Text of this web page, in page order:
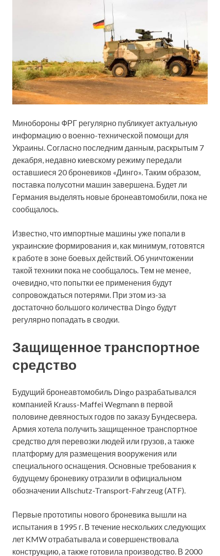
Минобороны ФРГ регулярно публикует актуальную
информацию о военно-технической помощи для
Украины. Согласно последним данным, раскрытым 7
декабря, недавно киевскому режиму передали
оставшиеся 20 броневиков «Динго». Таким образом,
поставка полусотни машин завершена. Будет ли
Германия выделять новые бронеавтомобили, пока не
сообщалось.
Известно, что импортные машины уже попали в
украинские формирования и, как минимум, готовятся
к работе в зоне боевых действий. Об уничтожении
такой техники пока не сообщалось. Тем не менее,
очевидно, что попытки ее применения будут
сопровождаться потерями. При этом из-за
достаточно большого количества Dingo будут
регулярно попадать в сводки.
Защищенное транспортное
средство
Будущий бронеавтомобиль Dingo разрабатывался
компанией Krauss-Maffei Wegmann в первой
половине девяностых годов по заказу Бундесвера.
Армия хотела получить защищенное транспортное
средство для перевозки людей или грузов, а также
платформу для размещения вооружения или
специального оснащения. Основные требования к
будущему броневику отразили в официальном
обозначении Allschutz-Transport-Fahrzeug (ATF).
Первые прототипы нового броневика вышли на
испытания в 1995 г. В течение нескольких следующих
лет KMW отрабатывала и совершенствовала
конструкцию, а также готовила производство. В 2000